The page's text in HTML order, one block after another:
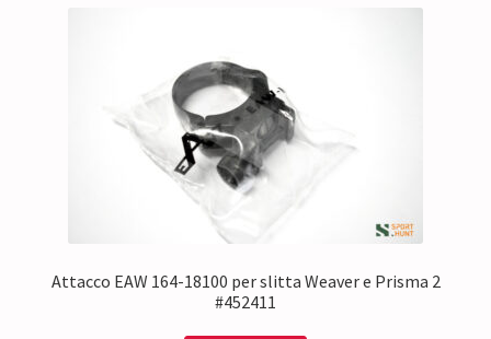
Attacco EAW 164-18100 per slitta Weaver e Prisma 2
#452411